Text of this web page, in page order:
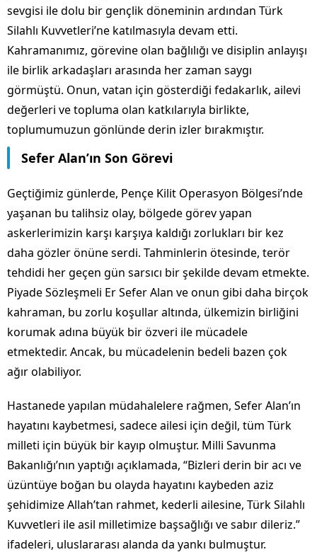
sevgisi ile dolu bir gençlik döneminin ardından Türk
Silahlı Kuvvetleri’ne katılmasıyla devam etti.
Kahramanımız, görevine olan bağlılığı ve disiplin anlayışı
ile birlik arkadaşları arasında her zaman saygı
görmüştü. Onun, vatan için gösterdiği fedakarlık, ailevi
değerleri ve topluma olan katkılarıyla birlikte,
toplumumuzun gönlünde derin izler bırakmıştır.
Sefer Alan’ın Son Görevi
Geçtiğimiz günlerde, Pençe Kilit Operasyon Bölgesi’nde
yaşanan bu talihsiz olay, bölgede görev yapan
askerlerimizin karşı karşıya kaldığı zorlukları bir kez
daha gözler önüne serdi. Tahminlerin ötesinde, terör
tehdidi her geçen gün sarsıcı bir şekilde devam etmekte.
Piyade Sözleşmeli Er Sefer Alan ve onun gibi daha birçok
kahraman, bu zorlu koşullar altında, ülkemizin birliğini
korumak adına büyük bir özveri ile mücadele
etmektedir. Ancak, bu mücadelenin bedeli bazen çok
ağır olabiliyor.
Hastanede yapılan müdahalelere rağmen, Sefer Alan’ın
hayatını kaybetmesi, sadece ailesi için değil, tüm Türk
milleti için büyük bir kayıp olmuştur. Milli Savunma
Bakanlığı’nın yaptığı açıklamada, “Bizleri derin bir acı ve
üzüntüye boğan bu olayda hayatını kaybeden aziz
şehidimize Allah’tan rahmet, kederli ailesine, Türk Silahlı
Kuvvetleri ile asil milletimize başsağlığı ve sabır dileriz.”
ifadeleri, uluslararası alanda da yankı bulmuştur.